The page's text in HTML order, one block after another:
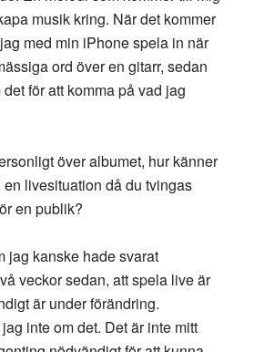
musik kring. När det kommer
med min iPhone spela in när
ord över en gitarr, sedan
för att komma på vad jag
över albumet, hur känner
livesituation då du tvingas
en publik?
jag kanske hade svarat
veckor sedan, att spela live är
är under förändring.
inte om det. Det är inte mitt